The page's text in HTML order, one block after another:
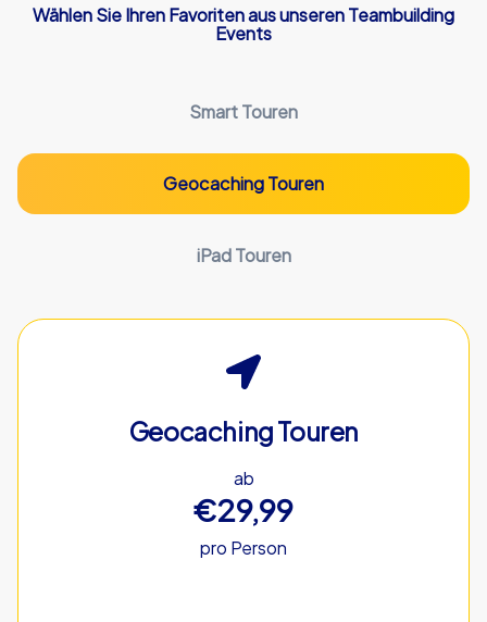
Wählen Sie Ihren Favoriten aus unseren Teambuilding
Events
Smart Touren
Geocaching Touren
iPad Touren
Geocaching Touren
ab
€29,99
pro Person